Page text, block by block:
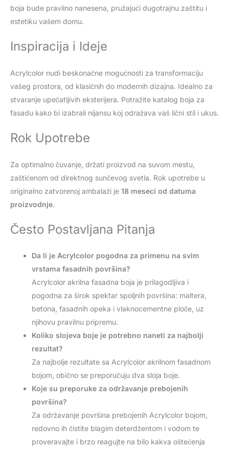
boja bude pravilno nanesena, pružajući dugotrajnu zaštitu i
estetiku vašem domu.
Inspiracija i Ideje
Acrylcolor nudi beskonačne mogućnosti za transformaciju
vašeg prostora, od klasičnih do modernih dizajna. Idealno za
stvaranje upečatljivih eksterijera. Potražite katalog boja za
fasadu kako bi izabrali nijansu koj odražava vaš lični stil i ukus.
Rok Upotrebe
Za optimalno čuvanje, držati proizvod na suvom mestu,
zaštićenom od direktnog sunčevog svetla. Rok upotrebe u
originalno zatvorenoj ambalaži je 18 meseci od datuma
proizvodnje.
Često Postavljana Pitanja
Da li je Acrylcolor pogodna za primenu na svim
vrstama fasadnih površina?
Acrylcolor akrilna fasadna boja je prilagodljiva i
pogodna za širok spektar spoljnih površina: maltera,
betona, fasadnih opeka i vlaknocementne ploče, uz
njihovu pravilnu pripremu.
Koliko slojeva boje je potrebno naneti za najbolji
rezultat?
Za najbolje rezultate sa Acrylcolor akrilnom fasadnom
bojom, obično se preporučuju dva sloja boje.
Koje su preporuke za održavanje prebojenih
površina?
Za održavanje površina prebojenih Acrylcolor bojom,
redovno ih čistite blagim deterdžentom i vodom te
proveravajte i brzo reagujte na bilo kakva oštećenja